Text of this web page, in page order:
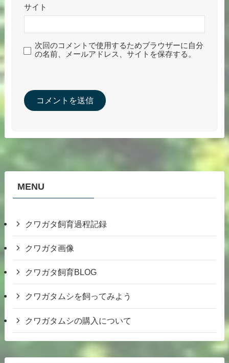
サイト
次回のコメントで使用するためブラウザーに自分
の名前、メールアドレス、サイトを保存する。
MENU
クワガタ飼育過程記録
クワガタ画像
クワガタ飼育BLOG
クワガタムシを飼ってみよう
クワガタムシの購入について